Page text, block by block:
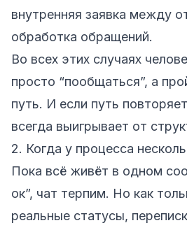
внутренняя заявка между
обработка обращений.
Во всех этих случаях
просто “пообщаться”, а
путь. И если путь
всегда выигрывает от
2. Когда у процесса
Пока всё живёт в одном
ок”, чат терпим. Но как
реальные статусы,